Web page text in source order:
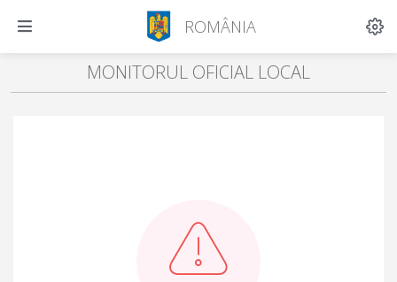
ROMÂNIA
MONITORUL OFICIAL LOCAL